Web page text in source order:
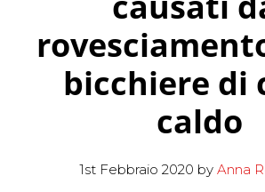
bicchiere di
caldo
1st Febbraio 2020 by Anna